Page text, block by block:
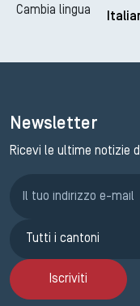
Cambia lingua
Newsletter
Ricevi le ultime notizie
Iscriviti